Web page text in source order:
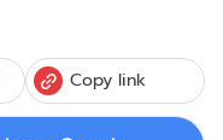
Copy link